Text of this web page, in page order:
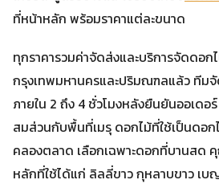
ที่หน้าหลัก พร้อมราคาแต่ละขนาด
ทุกราคารวมค่าจัดส่งและบริการจัดดอก
กรุงเทพมหานครและปริมณฑลแล้ว ทีม
ภายใน 2 ถึง 4 ชั่วโมงหลังยืนยันออเดอ
สมส่วนกับพื้นที่เมรุ ดอกไม้ที่ใช้เป็นดอ
คลองตลาด เลือกเฉพาะดอกที่บานสด
หลักที่ใช้ได้แก่ ลิลลี่ขาว กุหลาบขาว เบ